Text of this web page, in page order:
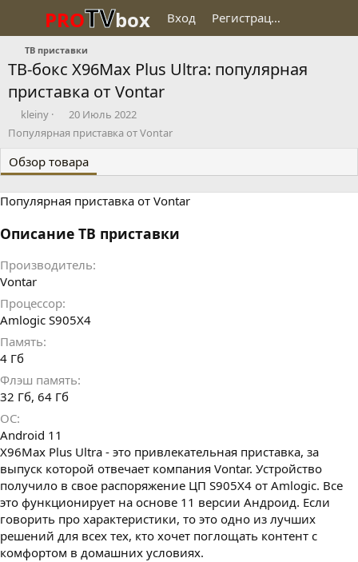
PROTVbox Вход Регистрация
ТВ приставки
ТВ-бокс X96Max Plus Ultra: популярная
приставка от Vontar
Д
о
а
в
л
kleiny
Д
а
а
с
з
а
н
я
20 Июль 2022
Популярная приставка от Vontar
Обзор товара
Популярная приставка от Vontar
Описание ТВ приставки
Производитель
Vontar
Процессор
Amlogic S905X4
Память
4 Гб
Флэш память
32 Гб 64 Гб
ОС
Android 11
X96Max Plus Ultra - это привлекательная приставка, за
выпуск которой отвечает компания Vontar. Устройство
получило в свое распоряжение ЦП S905X4 от Amlogic. Все
это функционирует на основе 11 версии Андроид. Если
говорить про характеристики, то это одно из лучших
решений для всех тех, кто хочет поглощать контент с
комфортом в домашних условиях.